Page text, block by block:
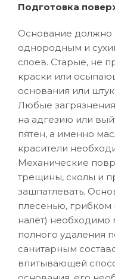
Подготовка
Основание должно
однородным и
слоев. Старые, не
краски или
основания или
Любые
на адгезию или
пятен, а именно
красители
Механические
трещины, сколы и
зашпатлевать.
плесенью,
налёт) необходимо
полного удаления
санитарным
впитывающей